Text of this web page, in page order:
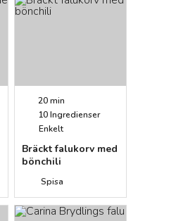
20 min
10Ingredienser
Enkelt
Bräckt falukorv med
bönchili
Spisa